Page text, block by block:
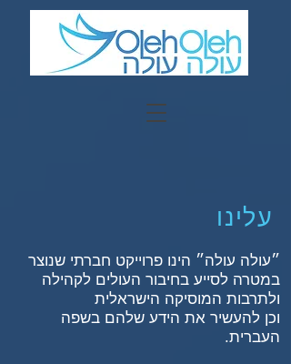
עלינו
״עולה עולה״ הינו פרוייקט חברתי שנוצר
במטרה לסייע בחיבור העולים לקהילה
ולתרבות המוסיקה הישראלית
וכן להעשיר את הידע שלהם בשפה
העברית.